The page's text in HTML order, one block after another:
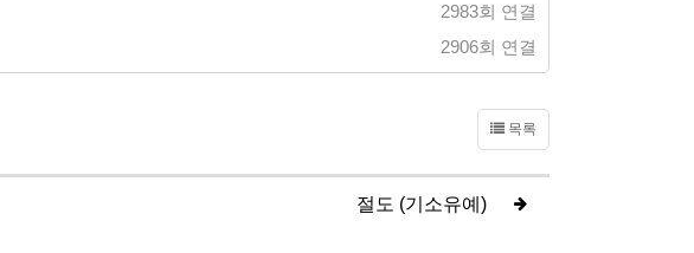
2983회 연결
2906회 연결
목록
절도 (기소유예)